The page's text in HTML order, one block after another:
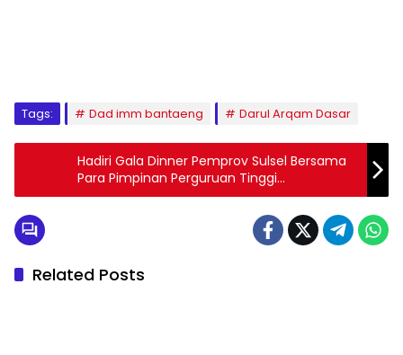
Tags: Dad imm bantaeng Darul Arqam Dasar
Hadiri Gala Dinner Pemprov Sulsel Bersama
Para Pimpinan Perguruan Tinggi
Muhammadiyah, Begini Harapan Bupati
Related Posts